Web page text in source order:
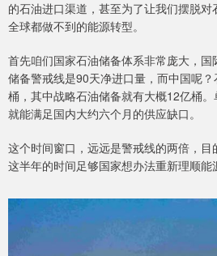
的石油进口渠道，甚至为了让我们摆脱
全球都做不到的能源转型。
首先咱们国家石油储备体系非常庞大，
储备警戒线是90天净进口量，而中国呢
桶，其中战略石油储备就有大概12亿桶。
就能满足国内大约六个月的供应缺口。
这个时间窗口，远远是警戒线的两倍，目
这半年的时间足够国家想办法重新理顺能